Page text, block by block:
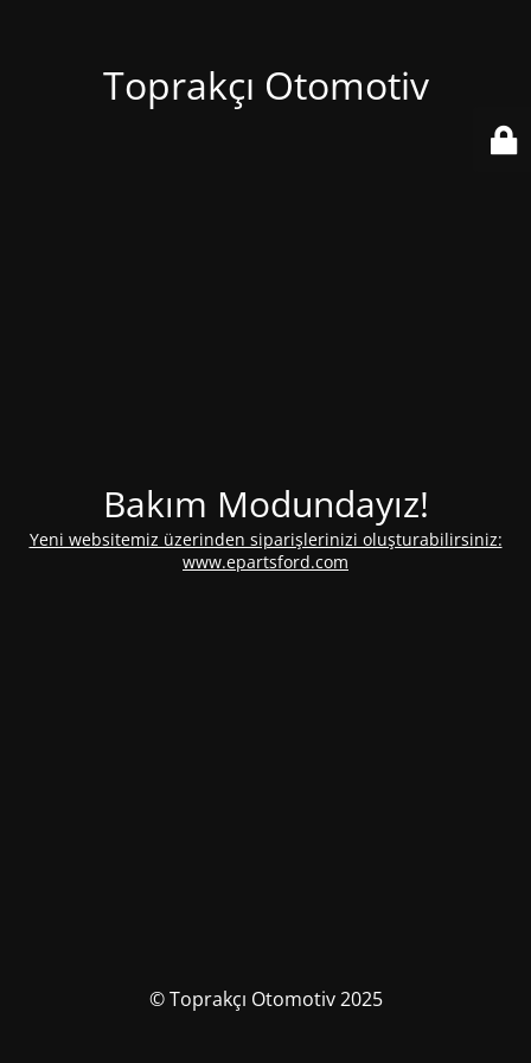
Toprakçı Otomotiv
Bakım Modundayız!
Yeni websitemiz üzerinden siparişlerinizi oluşturabilirsiniz:
www.epartsford.com
© Toprakçı Otomotiv 2025